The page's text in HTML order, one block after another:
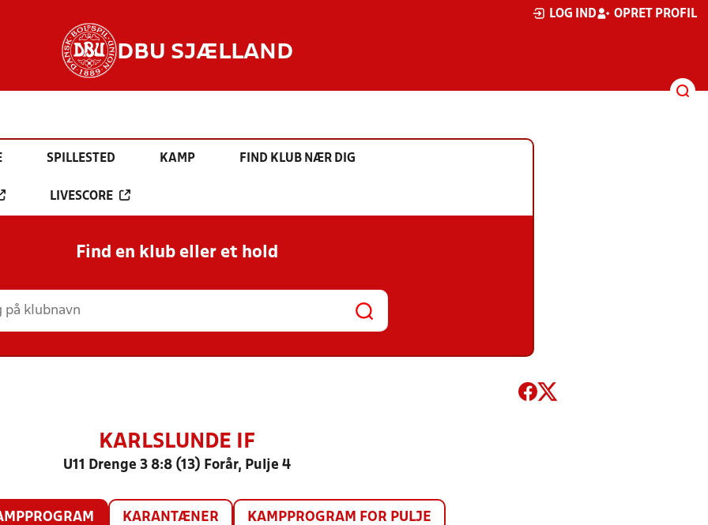
LOG IND OPRET PROFIL
DBU SJÆLLAND
SPILLESTED KAMP FIND KLUB NÆR DIG
LIVESCORE
Find en klub eller et hold
KARLSLUNDE IF
U11 Drenge 3 8:8 (13) Forår, Pulje 4
KARANTÆNER KAMPPROGRAM FOR PULJE